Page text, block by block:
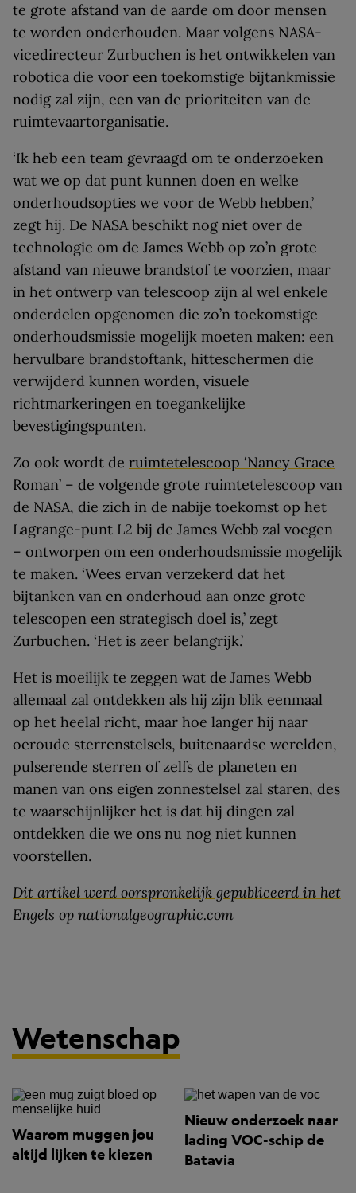
te grote afstand van de aarde om door mensen
te worden onderhouden. Maar volgens NASA-
vicedirecteur Zurbuchen is het ontwikkelen van
robotica die voor een toekomstige bijtankmissie
nodig zal zijn, een van de prioriteiten van de
ruimtevaartorganisatie.
‘Ik heb een team gevraagd om te onderzoeken
wat we op dat punt kunnen doen en welke
onderhoudsopties we voor de Webb hebben,’
zegt hij. De NASA beschikt nog niet over de
technologie om de James Webb op zo’n grote
afstand van nieuwe brandstof te voorzien, maar
in het ontwerp van telescoop zijn al wel enkele
onderdelen opgenomen die zo’n toekomstige
onderhoudsmissie mogelijk moeten maken: een
hervulbare brandstoftank, hitteschermen die
verwijderd kunnen worden, visuele
richtmarkeringen en toegankelijke
bevestigingspunten.
Zo ook wordt de ruimtetelescoop ‘Nancy Grace
Roman’ – de volgende grote ruimtetelescoop van
de NASA, die zich in de nabije toekomst op het
Lagrange-punt L2 bij de James Webb zal voegen
– ontworpen om een onderhoudsmissie mogelijk
te maken. ‘Wees ervan verzekerd dat het
bijtanken van en onderhoud aan onze grote
telescopen een strategisch doel is,’ zegt
Zurbuchen. ‘Het is zeer belangrijk.’
Het is moeilijk te zeggen wat de James Webb
allemaal zal ontdekken als hij zijn blik eenmaal
op het heelal richt, maar hoe langer hij naar
oeroude sterrenstelsels, buitenaardse werelden,
pulserende sterren of zelfs de planeten en
manen van ons eigen zonnestelsel zal staren, des
te waarschijnlijker het is dat hij dingen zal
ontdekken die we ons nu nog niet kunnen
voorstellen.
Dit artikel werd oorspronkelijk gepubliceerd in het
Engels op nationalgeographic.com
Wetenschap
Waarom muggen jou
altijd lijken te kiezen
Nieuw onderzoek naar
lading VOC-schip de
Batavia